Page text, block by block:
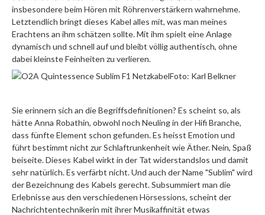
insbesondere beim Hören mit Röhrenverstärkern wahrnehme.
Letztendlich bringt dieses Kabel alles mit, was man meines
Erachtens an ihm schätzen sollte. Mit ihm spielt eine Anlage
dynamisch und schnell auf und bleibt völlig authentisch, ohne
dabei kleinste Feinheiten zu verlieren.
Foto: Karl Belkner
Sie erinnern sich an die Begriffsdefinitionen? Es scheint so, als
hätte Anna Robathin, obwohl noch Neuling in der Hifi Branche,
dass fünfte Element schon gefunden. Es heisst Emotion und
führt bestimmt nicht zur Schlaftrunkenheit wie Äther. Nein, Spaß
beiseite. Dieses Kabel wirkt in der Tat widerstandslos und damit
sehr natürlich. Es verfärbt nicht. Und auch der Name "Sublim" wird
der Bezeichnung des Kabels gerecht. Subsummiert man die
Erlebnisse aus den verschiedenen Hörsessions, scheint der
Nachrichtentechnikerin mit ihrer Musikaffinität etwas